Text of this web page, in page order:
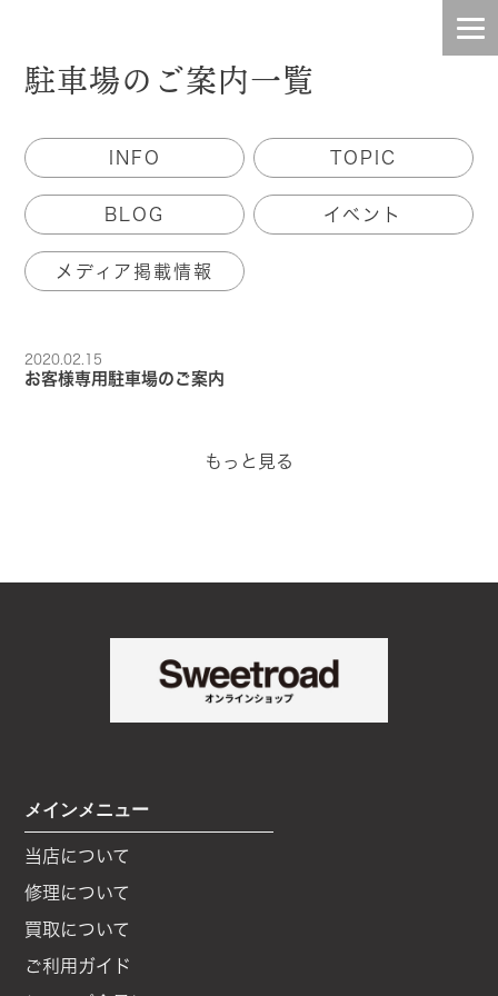
駐車場のご案内一覧
INFO TOPIC
BLOG イベント
メディア掲載情報
2020.02.15
お客様専用駐車場のご案内
もっと見る
INFO
TOPIC
BLOG
COMPANY
メインメニュー
当店について
修理について
買取について
ご利用ガイド